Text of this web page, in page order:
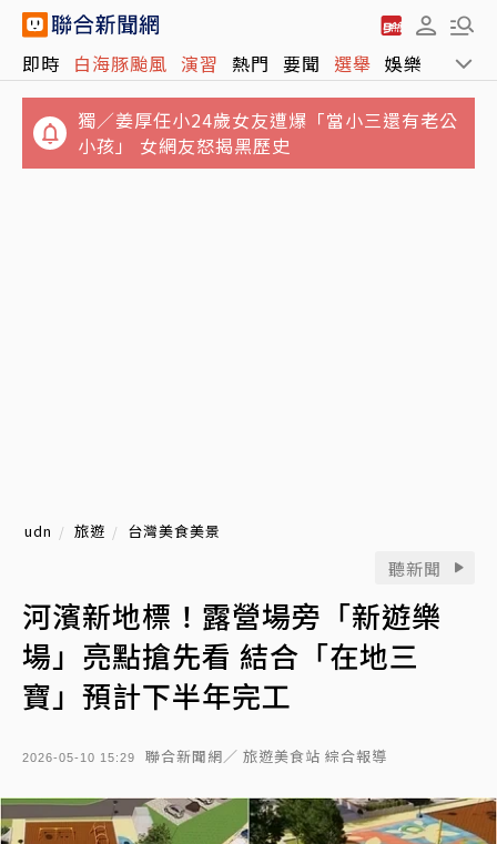
即時 白海豚颱風 演習 熱門 要聞 選舉 娛樂 運動
獨／姜厚任小24歲女友遭爆「當小三還有老公
小孩」 女網友怒揭黑歷史
udn 旅遊 台灣美食美景
聽新聞
河濱新地標！露營場旁「新遊樂
場」亮點搶先看 結合「在地三
寶」預計下半年完工
2026-05-10 15:29 聯合新聞網／ 旅遊美食站 綜合報導